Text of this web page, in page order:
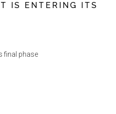
IS ENTERING ITS
final phase